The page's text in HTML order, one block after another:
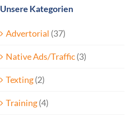
Unsere Kategorien
Advertorial (37)
Native Ads/Traffic(3)
Texting(2)
Training(4)